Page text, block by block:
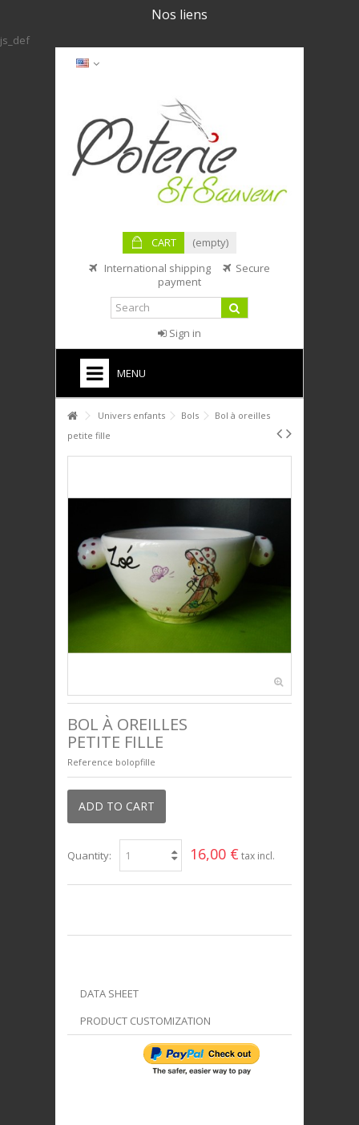
Nos liens
js_def
CART
(empty)
International shipping
Secure
payment
Sign in
MENU
HOME
PTIT DÉJ'
PLAQUES DÉCORATIVES
ANIMAUX
UNIVERS ENFANTS
PRESTIGE
Univers enfants Bols
Bol à oreilles
petite fille
BOL À OREILLES
PETITE FILLE
Reference bolopfille
ADD TO CART
Quantity: 16,00 € tax incl.
DATA SHEET
PRODUCT CUSTOMIZATION